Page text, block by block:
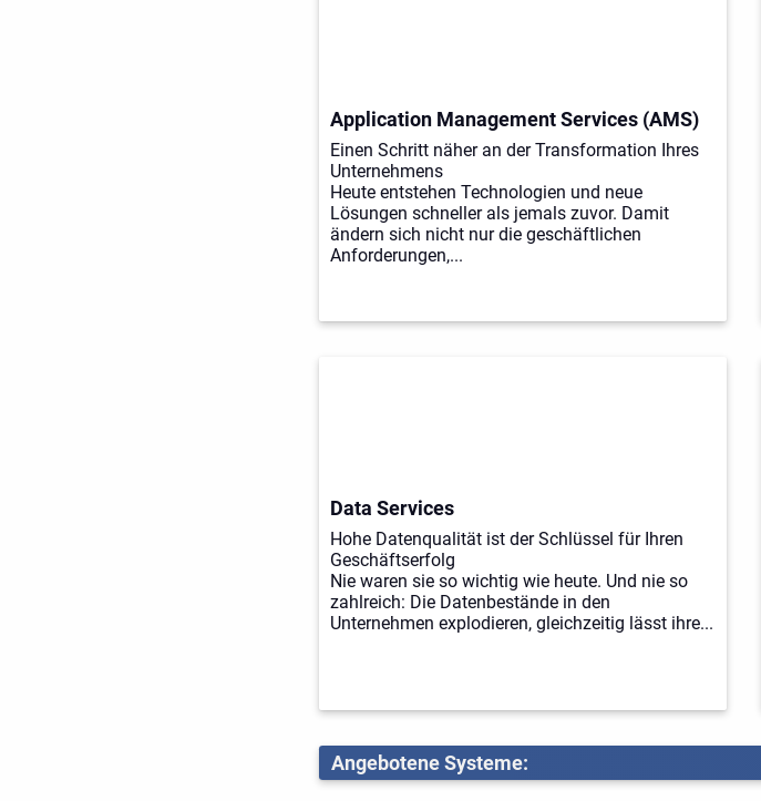
Application Management Services (AMS)
Einen Schritt näher an der Transformation Ihres
Unternehmens
Heute entstehen Technologien und neue
Lösungen schneller als jemals zuvor. Damit
ändern sich nicht nur die geschäftlichen
Anforderungen,...
Data Services
Hohe Datenqualität ist der Schlüssel für Ihren
Geschäftserfolg
Nie waren sie so wichtig wie heute. Und nie so
zahlreich: Die Datenbestände in den
Unternehmen explodieren, gleichzeitig lässt ihre...
Angebotene Systeme: